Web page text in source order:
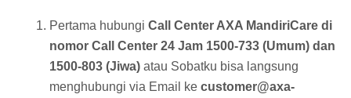
Pertama hubungi Call Center AXA MandiriCare di
nomor Call Center 24 Jam 1500-733 (Umum) dan
1500-803 (Jiwa) atau Sobatku bisa langsung
menghubungi via Email ke customer@axa-